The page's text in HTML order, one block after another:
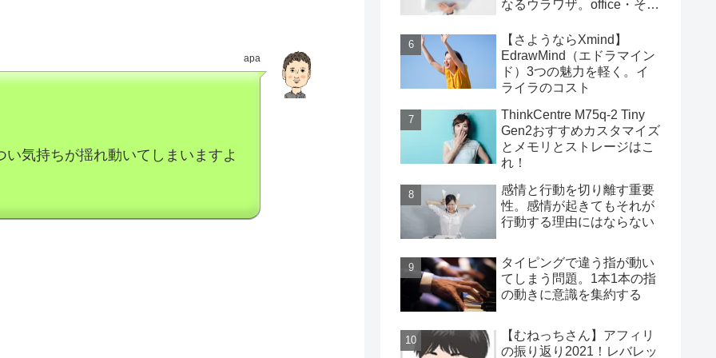
apa
気持ちが揺れ動いてしまいますよ
なるウラワザ。office・その
【さようならXmind】
EdrawMind（エドラマイン
ド）3つの魅力を軽く。イ
ライラのコスト
ThinkCentre M75q-2 Tiny
Gen2おすすめカスタマイズ
とメモリとストレージはこ
れ！
感情と行動を切り離す重要
性。感情が起きてもそれが
行動する理由にはならない
タイピングで違う指が動い
てしまう問題。1本1本の指
の動きに意識を集約する
【むねっちさん】アフィリ
の振り返り2021！レバレッ